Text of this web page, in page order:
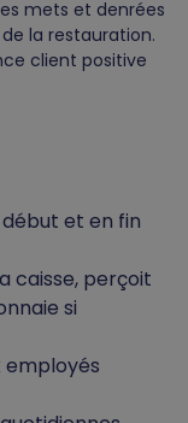
mets et denrées
la restauration.
client positive
et en fin
caisse, perçoit
si
employés